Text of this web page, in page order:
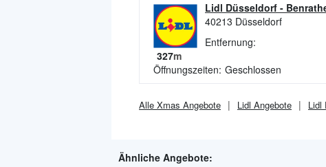
Lidl Düsseldorf -
40213 Düsseldorf
Entfernung:
327m
Öffnungszeiten: Geschlossen
Alle Xmas Angebote Lidl Angebote Lidl
Ähnliche Angebote: